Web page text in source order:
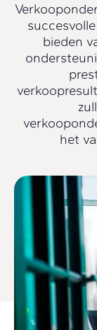
bieden
het